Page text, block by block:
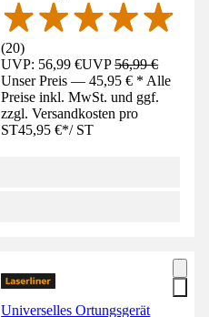
(20)
UVP: 56,99 €UVP56,99 €
Unser Preis — 45,95 € * Alle
Preise inkl. MwSt. und ggf.
zzgl. Versandkosten pro
ST45,95 €*/ ST
Universelles Ortungsgerät